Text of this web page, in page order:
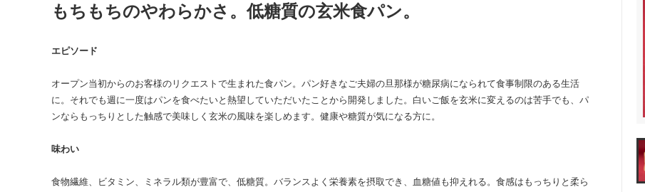
もちもちのやわらかさ。低糖質の玄米食パン。
エピソード
オープン当初からのお客様のリクエストで生まれた食パン。パン好きなご夫婦の旦那様が糖尿病になられて食事制限のある生活
に。それでも週に一度はパンを食べたいと熱望していただいたことから開発しました。白いご飯を玄米に変えるのは苦手でも、パ
ンならもっちりとした触感で美味しく玄米の風味を楽しめます。健康や糖質が気になる方に。
味わい
食物繊維、ビタミン、ミネラル類が豊富で、低糖質。バランスよく栄養素を摂取でき、血糖値も抑えれる。食感はもっちりと柔ら